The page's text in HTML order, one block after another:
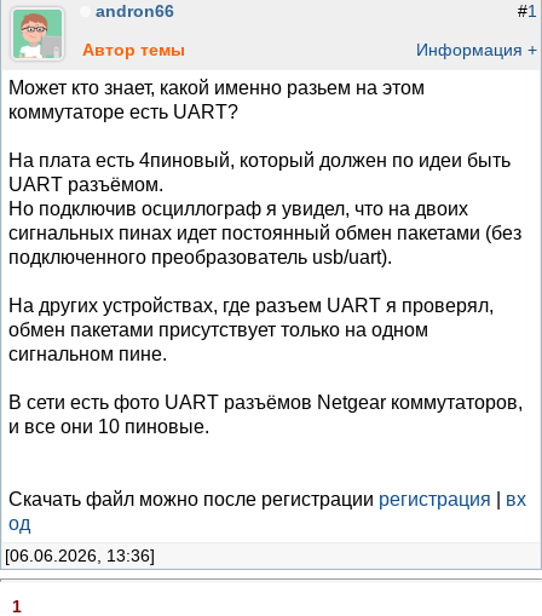
andron66
Автор темы
#1
Информация +
Может кто знает, какой именно разьем на этом
коммутаторе есть UART?
На плата есть 4пиновый, который должен по идеи быть
UART разъёмом.
Но подключив осциллограф я увидел, что на двоих
сигнальных пинах идет постоянный обмен пакетами (без
подключенного преобразователь usb/uart).
На других устройствах, где разъем UART я проверял,
обмен пакетами присутствует только на одном
сигнальном пине.
В сети есть фото UART разъёмов Netgear коммутаторов,
и все они 10 пиновые.
Скачать файл можно после регистрации регистрация
вх
од
[06.06.2026, 13:36]
1